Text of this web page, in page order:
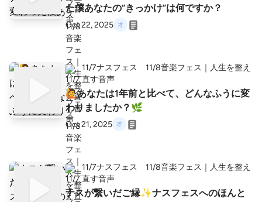
た僕あなたの“きっかけ”は何ですか？
Oct 22, 2025
11/7ナスフェス 11/8音楽フェス｜人生を整え
直す音声
🙋あなたは1年前と比べて、どんなふうに変
わりましたか？🌿
Oct 21, 2025
11/7ナスフェス 11/8音楽フェス｜人生を整え
直す音声
ナスが繋いだご縁✨ナスフェスへのほんと